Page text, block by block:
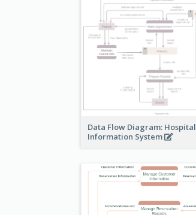
Data Flow Diagram: Hospital
Information System